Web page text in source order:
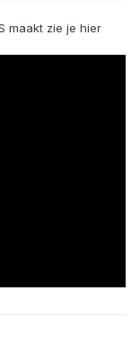
maakt zie je hier